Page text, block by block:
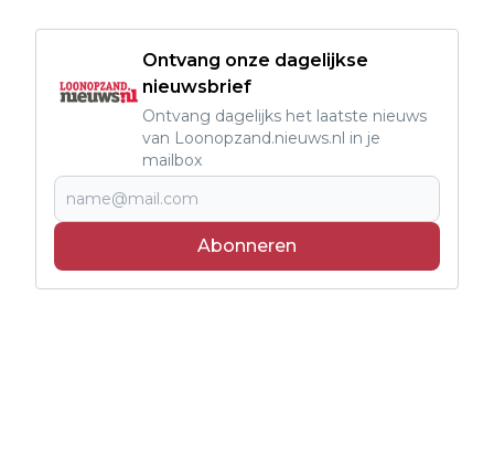
Ontvang onze dagelijkse
nieuwsbrief
Ontvang dagelijks het laatste nieuws
van Loonopzand.nieuws.nl in je
mailbox
Abonneren